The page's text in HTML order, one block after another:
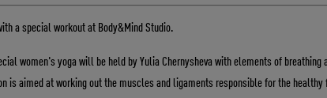
a special workout at Body&Mind Studio.
women's yoga will be held by Yulia Chernysheva with elements of breathing
is aimed at working out the muscles and ligaments responsible for the healthy